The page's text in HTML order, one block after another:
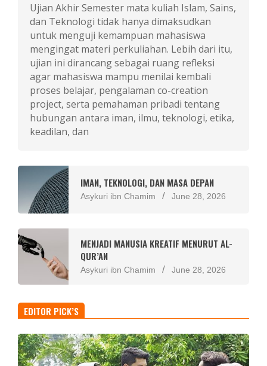
Ujian Akhir Semester mata kuliah Islam, Sains,
dan Teknologi tidak hanya dimaksudkan
untuk menguji kemampuan mahasiswa
mengingat materi perkuliahan. Lebih dari itu,
ujian ini dirancang sebagai ruang refleksi
agar mahasiswa mampu menilai kembali
proses belajar, pengalaman co-creation
project, serta pemahaman pribadi tentang
hubungan antara iman, ilmu, teknologi, etika,
keadilan, dan
IMAN, TEKNOLOGI, DAN MASA DEPAN
Asykuri ibn Chamim June 28, 2026
MENJADI MANUSIA KREATIF MENURUT AL-
QUR’AN
Asykuri ibn Chamim June 28, 2026
EDITOR PICK’S